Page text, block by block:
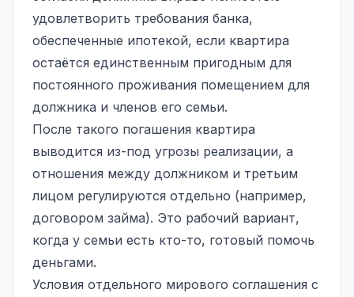
удовлетворить требования банка,
обеспеченные ипотекой, если квартира
остаётся единственным пригодным для
постоянного проживания помещением для
должника и членов его семьи.
После такого погашения квартира
выводится из-под угрозы реализации, а
отношения между должником и третьим
лицом регулируются отдельно (например,
договором займа). Это рабочий вариант,
когда у семьи есть кто-то, готовый помочь
деньгами.
Условия отдельного мирового соглашения с